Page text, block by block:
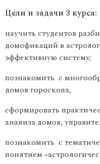
Цели и задачи 3 курса:
научить студентов
домофикаций в
эффективную систему;
познакомить с
домов гороскопа,
сформировать
анализа домов,
познакомить с
понятием